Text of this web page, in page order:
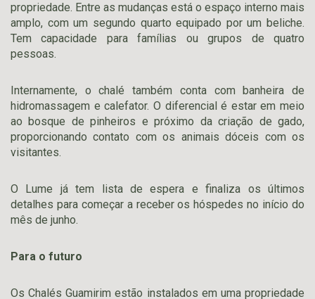
propriedade. Entre as mudanças está o espaço interno mais
amplo, com um segundo quarto equipado por um beliche.
Tem capacidade para famílias ou grupos de quatro
pessoas.
Internamente, o chalé também conta com banheira de
hidromassagem e calefator. O diferencial é estar em meio
ao bosque de pinheiros e próximo da criação de gado,
proporcionando contato com os animais dóceis com os
visitantes.
O Lume já tem lista de espera e finaliza os últimos
detalhes para começar a receber os hóspedes no início do
mês de junho.
Para o futuro
Os Chalés Guamirim estão instalados em uma propriedade